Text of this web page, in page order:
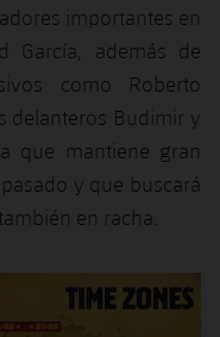
importantes en
García, además de
como Roberto
delanteros Budimir y
que mantiene gran
y que buscará
en racha.